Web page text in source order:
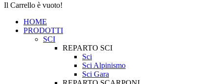
Il Carrello è vuoto!
HOME
PRODOTTI
SCI
REPARTO SCI
Sci
Sci Alpinismo
Sci Gara